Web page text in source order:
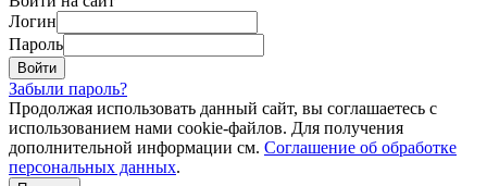
Логин
Пароль
Забыли пароль?
Продолжая использовать данный сайт, вы соглашаетесь с
использованием нами cookie-файлов. Для получения
дополнительной информации см. Соглашение об обработке
персональных данных.